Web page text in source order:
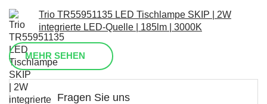
Trio TR55951135 LED Tischlampe SKIP | 2W
integrierte LED-Quelle | 185lm | 3000K
MEHR SEHEN
Fragen Sie uns